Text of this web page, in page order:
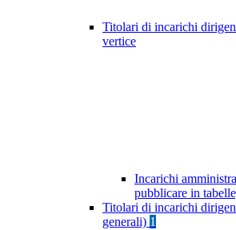
Titolari di incarichi
vertice
Incarichi
pubblicare in
Titolari di incarichi
generali) 1